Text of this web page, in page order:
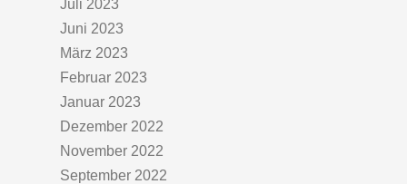
Juli 2023
Juni 2023
März 2023
Februar 2023
Januar 2023
Dezember 2022
November 2022
September 2022